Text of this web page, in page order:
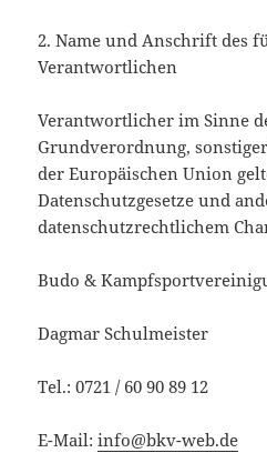
2. Name und Anschrift des
Verantwortlichen
Verantwortlicher im Sinne
Grundverordnung,
der Europäischen Union
Datenschutzgesetze und
datenschutzrechtlichem
Budo &
Dagmar Schulmeister
Tel.: 0721 / 60 90 89 12
E-Mail:info@bkv-web.de